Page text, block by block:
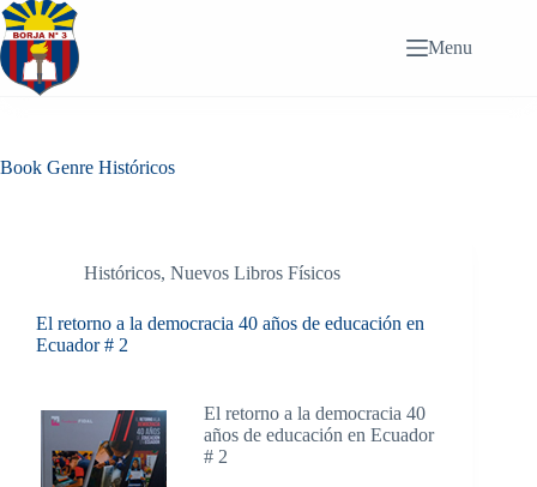
Saltar
al
contenido
Menu
Book Genre Históricos
Históricos, Nuevos Libros Físicos
El retorno a la democracia 40 años de educación en
Ecuador # 2
El retorno a la democracia 40
años de educación en Ecuador
# 2